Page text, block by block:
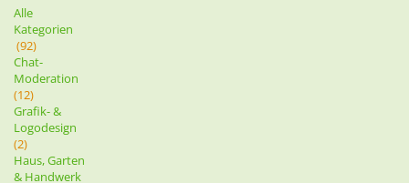
Alle
Kategorien
(92)
Chat-
Moderation
(12)
Grafik- &
Logodesign
(2)
Haus, Garten
& Handwerk